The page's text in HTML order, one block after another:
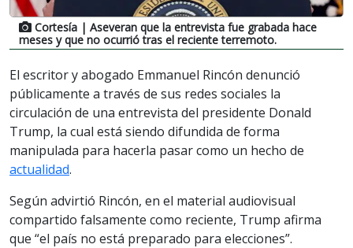
Cortesía | Aseveran que la entrevista fue grabada hace
meses y que no ocurrió tras el reciente terremoto.
El escritor y abogado Emmanuel Rincón denunció
públicamente a través de sus redes sociales la
circulación de una entrevista del presidente Donald
Trump, la cual está siendo difundida de forma
manipulada para hacerla pasar como un hecho de
actualidad.
Según advirtió Rincón, en el material audiovisual
compartido falsamente como reciente, Trump afirma
que “el país no está preparado para elecciones”.